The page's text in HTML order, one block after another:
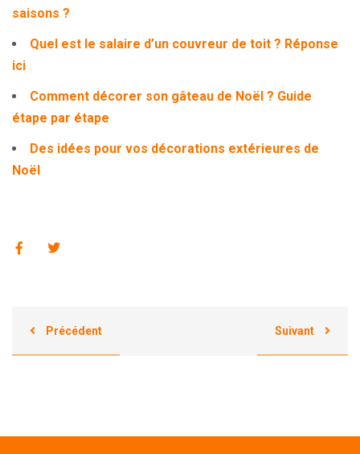
saisons ?
Quel est le salaire d’un couvreur de toit ? Réponse
ici
Comment décorer son gâteau de Noël ? Guide
étape par étape
Des idées pour vos décorations extérieures de
Noël
Précédent Suivant